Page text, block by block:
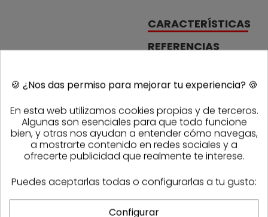
CARACTERÍSTICAS
REFERENCIAS
fabricante
2137757
PRODUCTOS DE LA MISMA CATEGORÍA
🍪 ¿Nos das permiso para mejorar tu experiencia? 🍪
En esta web utilizamos cookies propias y de terceros.
Algunas son esenciales para que todo funcione
bien, y otras nos ayudan a entender cómo navegas,
a mostrarte contenido en redes sociales y a
ofrecerte publicidad que realmente te interese.
Puedes aceptarlas todas o configurarlas a tu gusto:
Configurar